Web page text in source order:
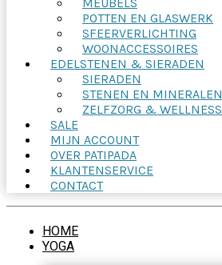
POTTEN EN GLASWERK
SFEERVERLICHTING
WOONACCESSOIRES
EDELSTENEN & SIERADEN
SIERADEN
STENEN EN MINERALEN
ZELFZORG & WELLNESS
SALE
MIJN ACCOUNT
OVER PATIPADA
KLANTENSERVICE
CONTACT
HOME
YOGA